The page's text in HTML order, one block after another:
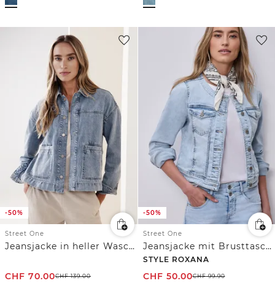
-50%
Street One
Jeansjacke in heller Waschung
CHF 70.00CHF139.00
-50%
Street One
Jeansjacke mit Brusttaschen und Knöpfen
STYLE ROXANA
CHF 50.00CHF99.90